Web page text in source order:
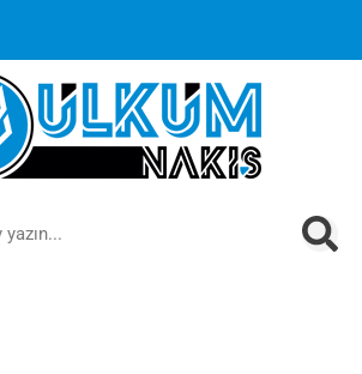
siparişlerinizde ücretsiz kargoya ek
İndirimanında sepette!